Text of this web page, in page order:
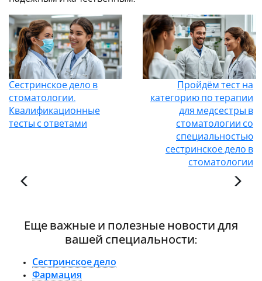
Сестринское дело в
стоматологии.
Квалификационные
тесты с ответами
Пройдём тест на
категорию по терапии
для медсестры в
стоматологии со
специальностью
сестринское дело в
стоматологии
Еще важные и полезные новости для
вашей специальности:
Сестринское дело
Фармация